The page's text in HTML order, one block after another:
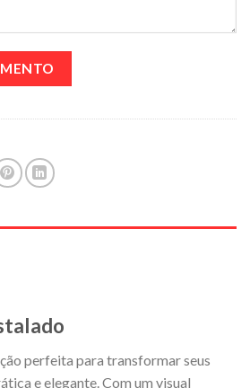
perfeita para transformar seus
e elegante. Com um visual